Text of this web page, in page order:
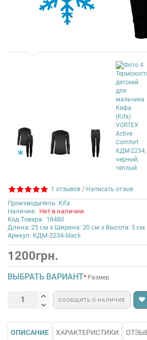
1 отзывов / Написать отзыв
Производитель Kifa
Наличие: Нет в наличии
Код Товара: 18480
Длина: 25 см x Ширина: 20 см x Высота: 3 см
Арикул: КДМ-2234-black
1200грн.
ВЫБРАТЬ ВАРИАНТ Размер
СООБЩИТЬ О НАЛИЧИЕ
ОПИСАНИЕ ХАРАКТЕРИСТИКИ